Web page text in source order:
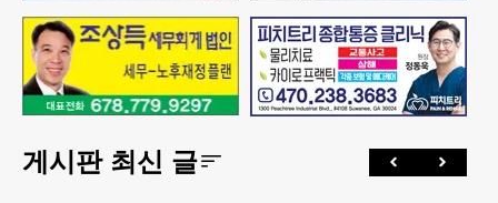
게시판 최신 글